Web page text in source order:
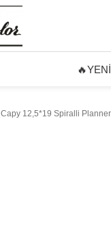
🔥YENİ
Capy 12,5*19 Spiralli Planner